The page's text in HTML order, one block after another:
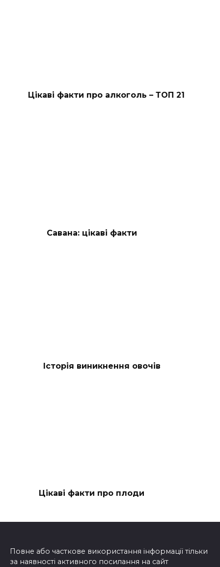
Цікаві факти про алкоголь – ТОП 21
Савана: цікаві факти
Історія виникнення овочів
Цікаві факти про плоди
Повне або часткове використання інформації тільки
за наявності активного посилання на сайт